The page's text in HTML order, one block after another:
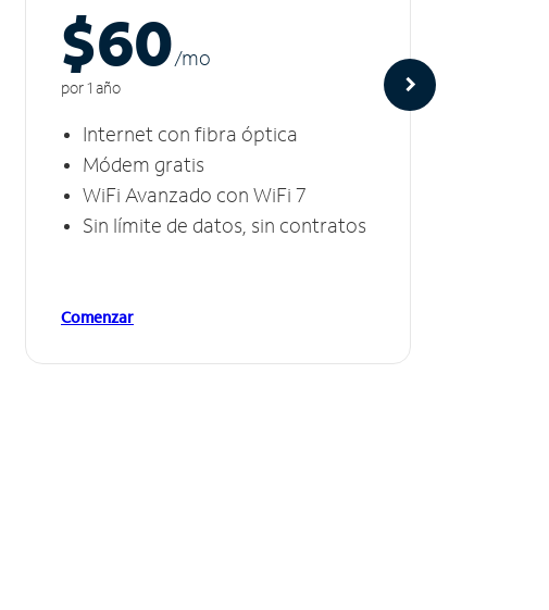
$60/mo
por 1 año
Internet con fibra óptica
Módem gratis
WiFi Avanzado con WiFi 7
Sin límite de datos, sin contratos
Comenzar